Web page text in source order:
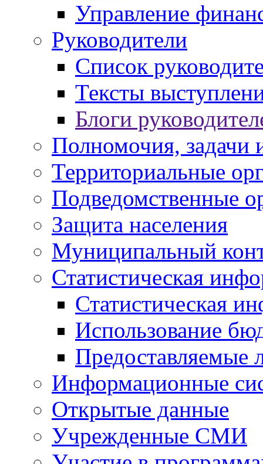
Управление
Руководители
Список
Тексты
Блоги
Полномочия, задачи
Территориальные
Подведомственные
Защита населения
Муниципальный
Статистическая
Статистическая
Использование
Предоставляемые
Информационные
Открытые данные
Учрежденные СМИ